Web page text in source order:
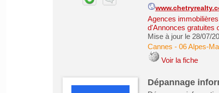
Agences
d'Annonces gratuites
Mise à jour le 28/07/
Cannes - 06 Alpes-
Voir la fiche
Dépannage